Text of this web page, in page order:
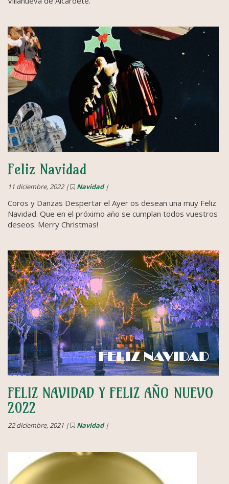
Feliz Navidad
11 diciembre, 2022 | Navidad |
Coros y Danzas Despertar el Ayer os desean una muy Feliz
Navidad. Que en el próximo año se cumplan todos vuestros
deseos. Merry Christmas!
FELIZ NAVIDAD Y FELIZ AÑO NUEVO
2022
22 diciembre, 2021 | Navidad |